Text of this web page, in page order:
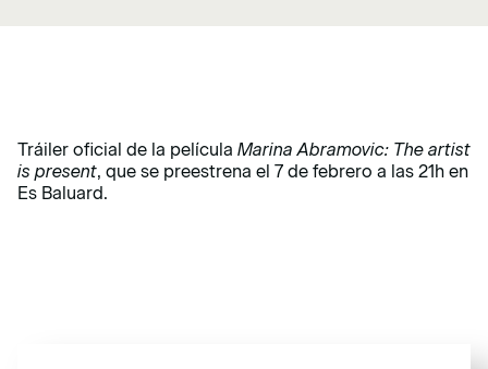
Tráiler oficial de la película Marina Abramovic: The artist
is present, que se preestrena el 7 de febrero a las 21h en
Es Baluard.